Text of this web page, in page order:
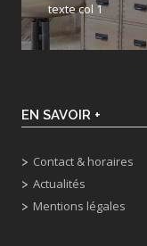
texte col 1
EN SAVOIR +
Contact & horaires
Actualités
Mentions légales